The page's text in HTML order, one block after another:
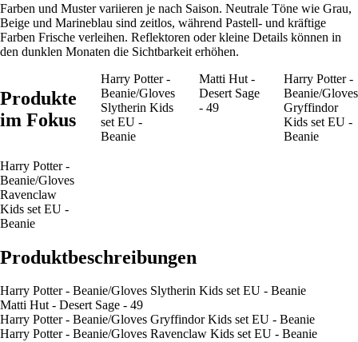
Farben und Muster variieren je nach Saison. Neutrale Töne wie Grau,
Beige und Marineblau sind zeitlos, während Pastell- und kräftige
Farben Frische verleihen. Reflektoren oder kleine Details können in
den dunklen Monaten die Sichtbarkeit erhöhen.
Produkte
im Fokus
Harry Potter -
Beanie/Gloves
Slytherin Kids
set EU -
Beanie
Matti Hut -
Desert Sage
- 49
Harry Potter -
Beanie/Gloves
Gryffindor
Kids set EU -
Beanie
Harry Potter -
Beanie/Gloves
Ravenclaw
Kids set EU -
Beanie
Produktbeschreibungen
Harry Potter - Beanie/Gloves Slytherin Kids set EU - Beanie
Matti Hut - Desert Sage - 49
Harry Potter - Beanie/Gloves Gryffindor Kids set EU - Beanie
Harry Potter - Beanie/Gloves Ravenclaw Kids set EU - Beanie